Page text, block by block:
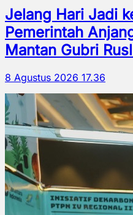
Jelang Hari Jadi
Pemerintah
Mantan Gubri
8 Agustus 2026 17.36